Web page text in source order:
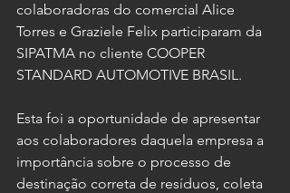
colaboradoras do comercial Alice
Torres e Graziele Felix participaram da
SIPATMA no cliente COOPER
STANDARD AUTOMOTIVE BRASIL.
Esta foi a oportunidade de apresentar
aos colaboradores daquela empresa a
importância sobre o processo de
destinação correta de resíduos, coleta